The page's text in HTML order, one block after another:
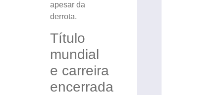
apesar da
derrota.
Título
mundial
e carreira
encerrada